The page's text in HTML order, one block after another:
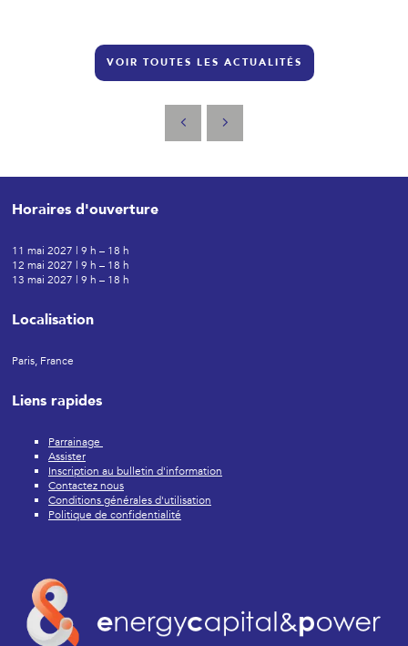
VOIR TOUTES LES ACTUALITÉS
Horaires d'ouverture
11 mai 2027 | 9 h – 18 h
12 mai 2027 | 9 h – 18 h
13 mai 2027 | 9 h – 18 h
Localisation
Paris, France
Liens rapides
Parrainage
Assister
Inscription au bulletin d'information
Contactez nous
Conditions générales d'utilisation
Politique de confidentialité